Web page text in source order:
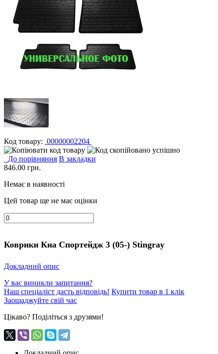
Код товару: 00000002204
До порівняння В закладки
846.00 грн.
Немає в наявності
Цей товар ще не має оцінки
Коврики Киа Спортейдж 3 (05-) Stingray
Докладний опис
У вас виникли запитання?
Наш спеціаліст дасть відповідь! Купити товар в 1 клік
Заощаджуйте свій час
Цікаво? Поділіться з друзями!